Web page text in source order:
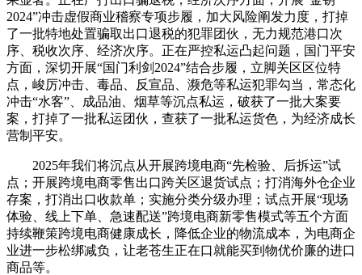
2024”冲击虚假商业稽察专项步履，加大风险阐发力度，打掉
了一批特地处置骗取出口退税的犯罪团伙，无力规范港口次
序、税收次序、经济次序。正在严控私运凸起问题，国门平安
方面，深切开展“国门利剑2024”结合步履，立脚关区区位特
点，峻厉冲击、毒品、反宣品、濒危等私运犯罪勾当，常态化
冲击“水客”、成品油、烟草等沉点私运，破获了一批大案要
案，打掉了一批私运团伙，查获了一批私运货色，为经济成长
营制平安。
2025年我们将沉点从开展跨境电商“先检验、后拆运”试
点；开展跨境电商零售出口跨关区退货试点；打消海外仓企业
存案，打消出口收款单；实施分类分级办理；试点开展“现场
体验、线上下单、急速配送”跨境电商新零售模式等五个方面
持续鞭策跨境电商健康成长，降低企业的物流成本，为电商企
业进一步松绑减负，让老苍生正在口就能买到物优价廉的进口
商品等。